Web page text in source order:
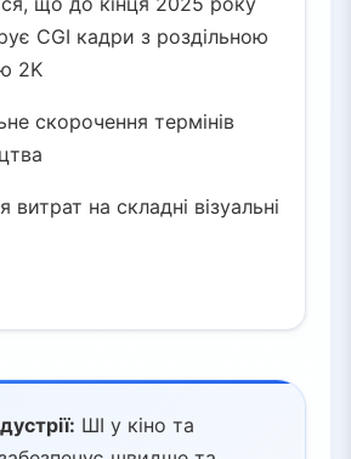
CGI кадри з роздільною
2K
скорочення термінів
витрат на складні візуальні
ШІ у кіно та